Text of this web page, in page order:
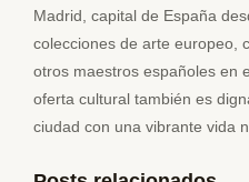
Madrid, capital de España
colecciones de arte europeo,
otros maestros españoles en
oferta cultural también es
ciudad con una vibrante vida